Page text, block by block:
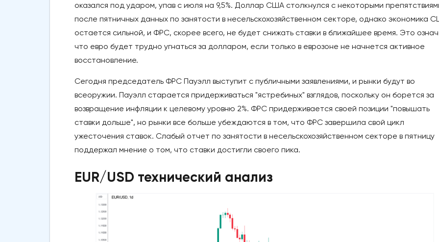
оказался под ударом, упав с июля на 9,5%. Доллар США столкнулся с некоторыми
после пятничных данных по занятости в несельскохозяйственном секторе, однако экономика
остается сильной, и ФРС, скорее всего, не будет снижать ставки в ближайшее время. Это
что евро будет трудно угнаться за долларом, если только в еврозоне не начнется активное
восстановление.
Сегодня председатель ФРС Пауэлл выступит с публичными заявлениями, и рынки будут во
всеоружии. Пауэлл старается придерживаться "ястребиных" взглядов, поскольку он борется за
возвращение инфляции к целевому уровню 2%. ФРС придерживается своей позиции "повышать
ставки дольше", но рынки все больше убеждаются в том, что ФРС завершила свой цикл
ужесточения ставок. Слабый отчет по занятости в несельскохозяйственном секторе в пятницу
поддержал мнение о том, что ставки достигли своего пика.
EUR/USD технический анализ